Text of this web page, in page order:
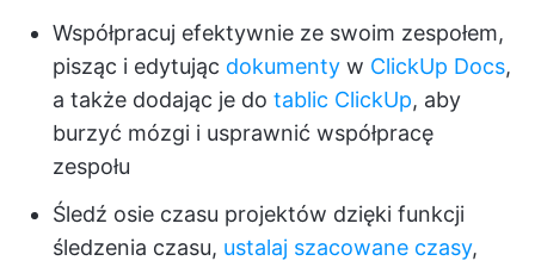
Współpracuj efektywnie ze swoim zespołem,
pisząc i edytując dokumenty w ClickUp Docs,
a także dodając je do tablic ClickUp, aby
burzyć mózgi i usprawnić współpracę
zespołu
Śledź osie czasu projektów dzięki funkcji
śledzenia czasu, ustalaj szacowane czasy,